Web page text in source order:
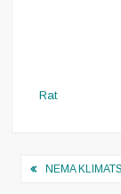
Rat
NEMA